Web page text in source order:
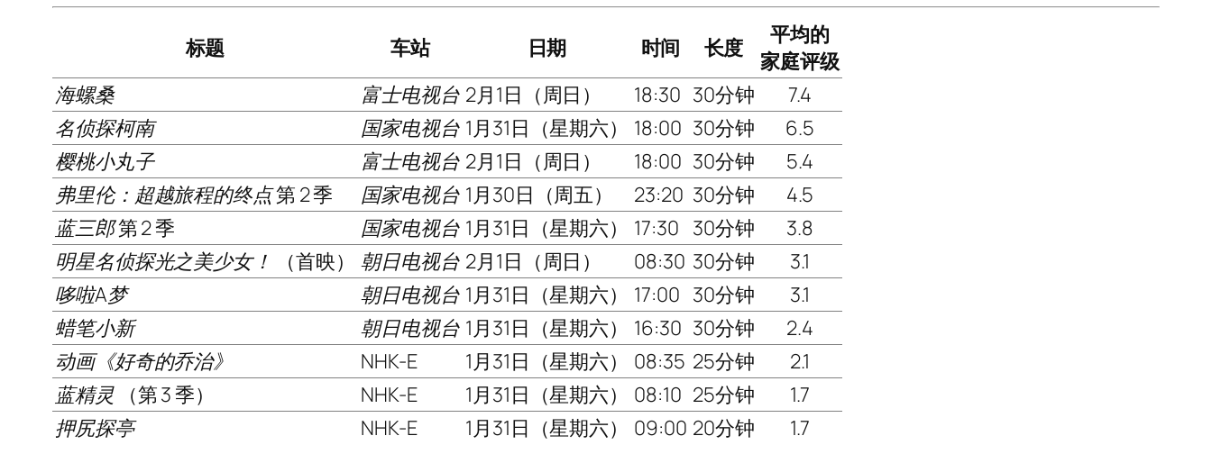
标题 车站 日期 时间 长度
平均的
家庭评级
海螺桑
富士电视台 2月1日（周日） 18:30 30分钟
7.4
名侦探柯南
国家电视台 1月31日（星期六） 18:00 30分钟
6.5
樱桃小丸子
富士电视台 2月1日（周日） 18:00 30分钟
5.4
弗里伦：超越旅程的终点第 2 季 国家电视台 1月30日（周五） 23:20 30分钟
4.5
蓝三郎第 2 季 国家电视台 1月31日（星期六） 17:30 30分钟
3.8
明星名侦探光之美少女！
（首映） 朝日电视台 2月1日（周日） 08:30 30分钟
3.1
哆啦A梦
朝日电视台 1月31日（星期六） 17:00 30分钟
3.1
蜡笔小新
朝日电视台 1月31日（星期六） 16:30 30分钟
2.4
动画《好奇的乔治》
NHK-E 1月31日（星期六） 08:35 25分钟
2.1
蓝精灵（第 3 季） NHK-E 1月31日（星期六） 08:10 25分钟
1.7
押尻探亭
NHK-E 1月31日（星期六） 09:00 20分钟
1.7